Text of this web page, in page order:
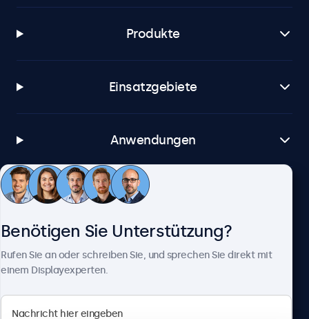
Produkte
Einsatzgebiete
Anwendungen
Kundenservice
Benötigen Sie Unterstützung?
Rufen Sie an oder schreiben Sie, und sprechen Sie direkt mit
einem Displayexperten.